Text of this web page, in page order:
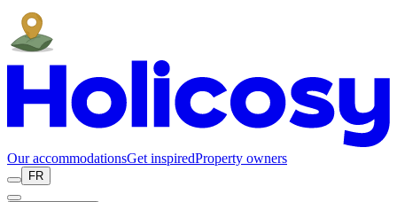
Our accommodationsGet inspiredProperty owners
FR